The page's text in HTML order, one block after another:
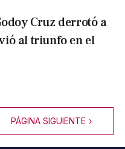
Cruz derrotó a
al triunfo en el
PÁGINA SIGUIENTE ›